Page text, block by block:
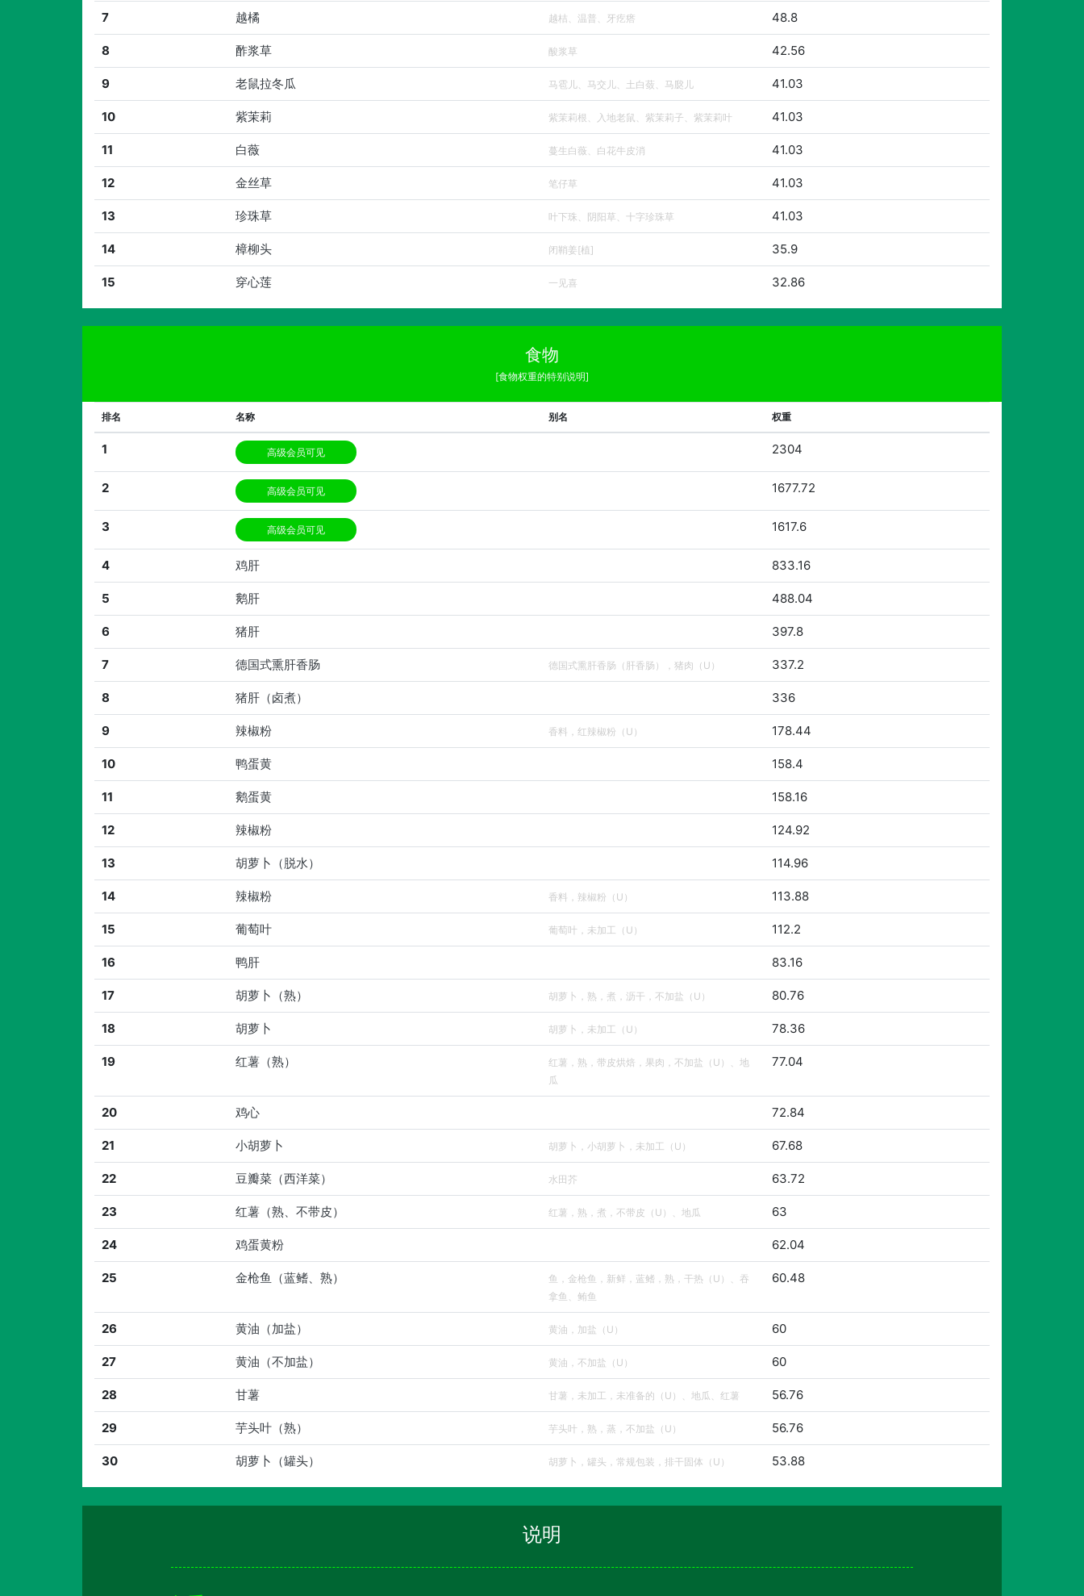
7 越橘 越桔、温普、牙疙瘩 48.8
8 酢浆草 酸浆草 42.56
9 老鼠拉冬瓜 马雹儿、马交儿、土白蔹、马㼎儿 41.03
10 紫茉莉 紫茉莉根、入地老鼠、紫茉莉子、紫茉莉叶 41.03
11 白薇 蔓生白薇、白花牛皮消 41.03
12 金丝草 笔仔草 41.03
13 珍珠草 叶下珠、阴阳草、十字珍珠草 41.03
14 樟柳头 闭鞘姜[植] 35.9
15 穿心莲 一见喜 32.86
食物
[食物权重的特别说明]
排名 名称 别名 权重
1 高级会员可见 2304
2 高级会员可见 1677.72
3 高级会员可见 1617.6
4 鸡肝 833.16
5 鹅肝 488.04
6 猪肝 397.8
7 德国式熏肝香肠 德国式熏肝香肠（肝香肠），猪肉（U） 337.2
8 猪肝（卤煮） 336
9 辣椒粉 香料，红辣椒粉（U） 178.44
10 鸭蛋黄 158.4
11 鹅蛋黄 158.16
12 辣椒粉 124.92
13 胡萝卜（脱水） 114.96
14 辣椒粉 香料，辣椒粉（U） 113.88
15 葡萄叶 葡萄叶，未加工（U） 112.2
16 鸭肝 83.16
17 胡萝卜（熟） 胡萝卜，熟，煮，沥干，不加盐（U） 80.76
18 胡萝卜 胡萝卜，未加工（U） 78.36
19 红薯（熟）
红薯，熟，带皮烘焙，果肉，不加盐（U）、地
瓜
77.04
20 鸡心 72.84
21 小胡萝卜 胡萝卜，小胡萝卜，未加工（U） 67.68
22 豆瓣菜（西洋菜） 水田芥 63.72
23 红薯（熟、不带皮） 红薯，熟，煮，不带皮（U）、地瓜 63
24 鸡蛋黄粉 62.04
25 金枪鱼（蓝鳍、熟）
鱼，金枪鱼，新鲜，蓝鳍，熟，干热（U）、吞
拿鱼、鲔鱼
60.48
26 黄油（加盐） 黄油，加盐（U） 60
27 黄油（不加盐） 黄油，不加盐（U） 60
28 甘薯 甘薯，未加工，未准备的（U）、地瓜、红薯 56.76
29 芋头叶（熟） 芋头叶，熟，蒸，不加盐（U） 56.76
30 胡萝卜（罐头） 胡萝卜，罐头，常规包装，排干固体（U） 53.88
说明